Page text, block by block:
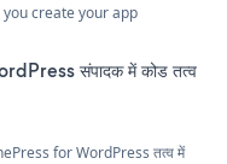
create your app
संपादक में कोड तत्व
for WordPress तत्व में